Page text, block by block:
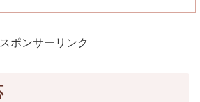
スポンサーリンク